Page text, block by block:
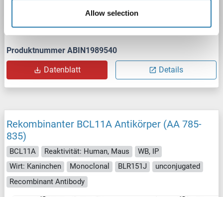
Allow selection
WB
Produktnummer ABIN1989540
Datenblatt Details
Rekombinanter BCL11A Antikörper (AA 785-
835)
BCL11A Reaktivität: Human, Maus
WB, IP
Wirt: Kaninchen
Monoclonal BLR151J
unconjugated
Recombinant Antibody